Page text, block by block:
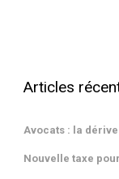
Articles
Avocats : la
Nouvelle taxe